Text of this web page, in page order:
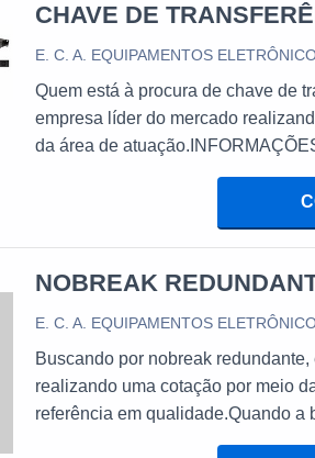
CHAVE DE
E. C. A. EQUIPAMENTOS
Quem está à procura de chave de
empresa líder do mercado
da área de
AUTOMÁTICA ATSQuem procura
empresa inovadora, acha o site da
companhia é possível encontrar
resultado ao cliente.Não obstante,
automática ats, deve-se ter a
produtos e serviços que tenham
despercebidos e podem gerar
que o produto deve sempre ser
segmento. Esse tipo de cuidado
materiais, além de evitar prejuízos
NOBREAK
E. C. A. EQUIPAMENTOS
Buscando por nobreak
realizando uma cotação por meio
referência em qualidade.Quando a
profissionais da E. C. A.